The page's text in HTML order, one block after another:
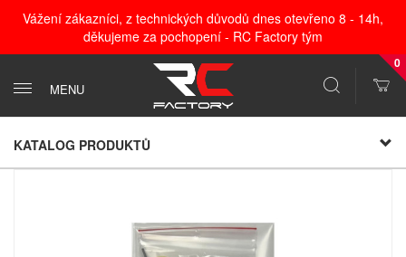
Vážení zákazníci, z technických důvodů dnes otevřeno 8 - 14h,
děkujeme za pochopení - RC Factory tým
MENU
0
KATALOG PRODUKTŮ